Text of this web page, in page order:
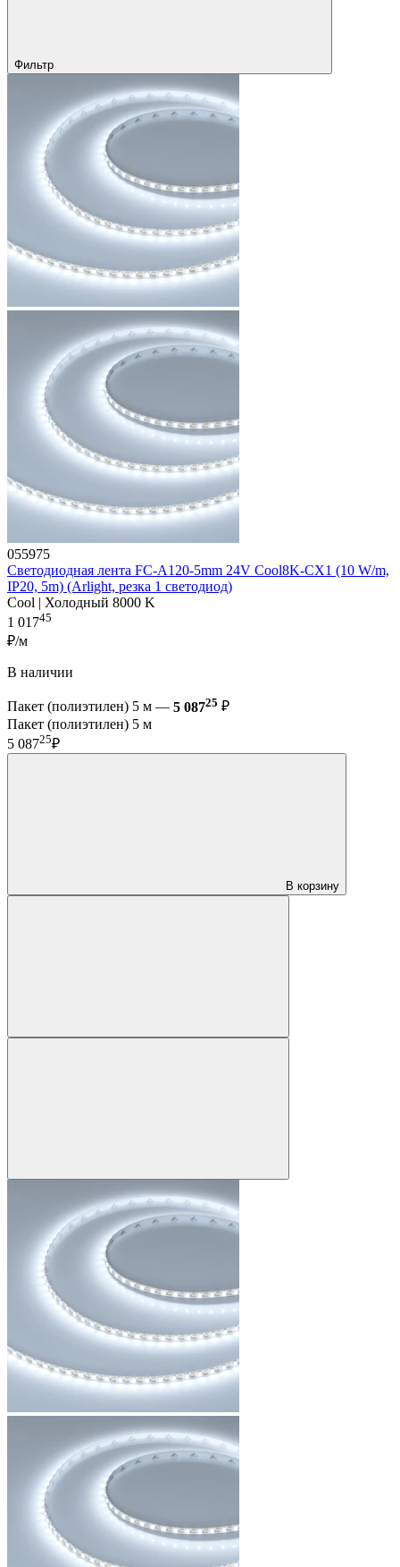
Фильтр
055975
Светодиодная лента FC-A120-5mm 24V Cool8K-CX1 (10 W/m,
IP20, 5m) (Arlight, резка 1 светодиод)
Cool | Холодный 8000 K
1 01745
₽/м
В наличии
Пакет (полиэтилен) 5 м — 5 08725 ₽
Пакет (полиэтилен) 5 м
5 08725₽
В корзину